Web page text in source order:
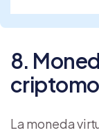
8.
La moneda